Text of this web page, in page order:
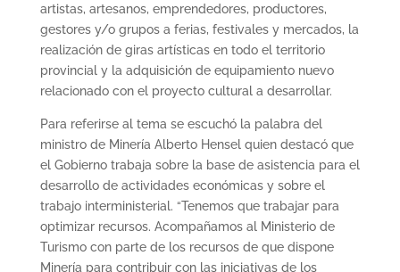
artistas, artesanos, emprendedores, productores,
gestores y/o grupos a ferias, festivales y mercados, la
realización de giras artísticas en todo el territorio
provincial y la adquisición de equipamiento nuevo
relacionado con el proyecto cultural a desarrollar.
Para referirse al tema se escuchó la palabra del
ministro de Minería Alberto Hensel quien destacó que
el Gobierno trabaja sobre la base de asistencia para el
desarrollo de actividades económicas y sobre el
trabajo interministerial. “Tenemos que trabajar para
optimizar recursos. Acompañamos al Ministerio de
Turismo con parte de los recursos de que dispone
Minería para contribuir con las iniciativas de los